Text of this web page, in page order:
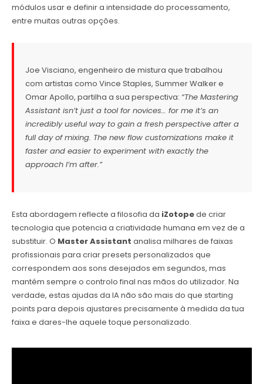
módulos usar e definir a intensidade do processamento,
entre muitas outras opções.
Joe Visciano, engenheiro de mistura que trabalhou
com artistas como Vince Staples, Summer Walker e
Omar Apollo, partilha a sua perspectiva: “The Mastering
Assistant isn’t just a tool for novices… for me it’s an
incredibly useful way to gain a fresh perspective after a
full day of mixing. The new flow customizations make it
faster and easier to experiment with exactly the
approach I’m after.”
Esta abordagem reflecte a filosofia da iZotopede criar
tecnologia que potencia a criatividade humana em vez de a
substituir. O Master Assistant analisa milhares de faixas
profissionais para criar presets personalizados que
correspondem aos sons desejados em segundos, mas
mantém sempre o controlo final nas mãos do utilizador. Na
verdade, estas ajudas da IA não são mais do que starting
points para depois ajustares precisamente à medida da tua
faixa e dares-lhe aquele toque personalizado.